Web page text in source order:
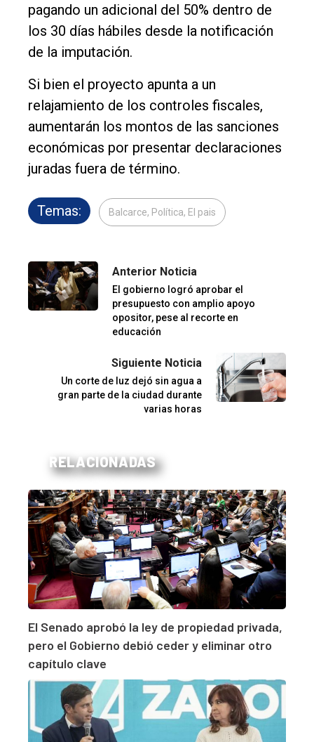
pagando un adicional del 50% dentro de
los 30 días hábiles desde la notificación
de la imputación.
Si bien el proyecto apunta a un
relajamiento de los controles fiscales,
aumentarán los montos de las sanciones
económicas por presentar declaraciones
juradas fuera de término.
Temas: Balcarce, Política, El pais
Anterior Noticia
El gobierno logró aprobar el
presupuesto con amplio apoyo
opositor, pese al recorte en
educación
Siguiente Noticia
Un corte de luz dejó sin agua a
gran parte de la ciudad durante
varias horas
RELACIONADAS
El Senado aprobó la ley de propiedad privada,
pero el Gobierno debió ceder y eliminar otro
capítulo clave